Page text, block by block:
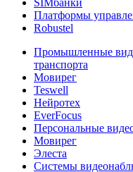
SIMбанки
Платформы
Robustel
Промышленные
транспорта
Мовирег
Teswell
Нейротех
EverFocus
Персональные
Мовирег
Элеста
Системы